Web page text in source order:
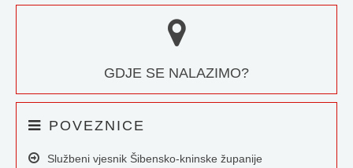
GDJE SE NALAZIMO?
POVEZNICE
Službeni vjesnik Šibensko-kninske županije